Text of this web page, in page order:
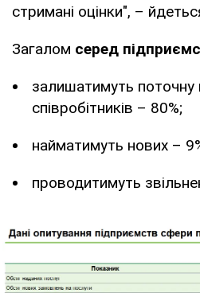
стримані оцінки", –
Загалом серед
залишатимуть поточну
співробітників – 80%;
найматимуть нових –
проводитимуть